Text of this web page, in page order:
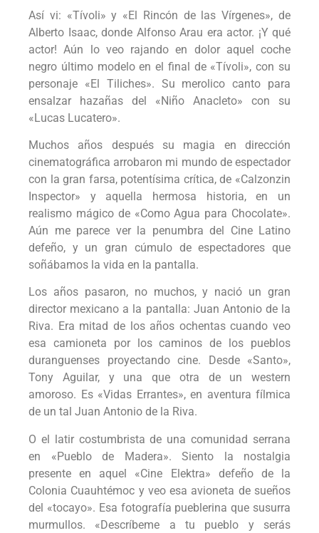
Así vi: «Tívoli» y «El Rincón de las Vírgenes», de
Alberto Isaac, donde Alfonso Arau era actor. ¡Y qué
actor! Aún lo veo rajando en dolor aquel coche
negro último modelo en el final de «Tívoli», con su
personaje «El Tiliches». Su merolico canto para
ensalzar hazañas del «Niño Anacleto» con su
«Lucas Lucatero».
Muchos años después su magia en dirección
cinematográfica arrobaron mi mundo de espectador
con la gran farsa, potentísima crítica, de «Calzonzin
Inspector» y aquella hermosa historia, en un
realismo mágico de «Como Agua para Chocolate».
Aún me parece ver la penumbra del Cine Latino
defeño, y un gran cúmulo de espectadores que
soñábamos la vida en la pantalla.
Los años pasaron, no muchos, y nació un gran
director mexicano a la pantalla: Juan Antonio de la
Riva. Era mitad de los años ochentas cuando veo
esa camioneta por los caminos de los pueblos
duranguenses proyectando cine. Desde «Santo»,
Tony Aguilar, y una que otra de un western
amoroso. Es «Vidas Errantes», en aventura fílmica
de un tal Juan Antonio de la Riva.
O el latir costumbrista de una comunidad serrana
en «Pueblo de Madera». Siento la nostalgia
presente en aquel «Cine Elektra» defeño de la
Colonia Cuauhtémoc y veo esa avioneta de sueños
del «tocayo». Esa fotografía pueblerina que susurra
murmullos. «Descríbeme a tu pueblo y serás